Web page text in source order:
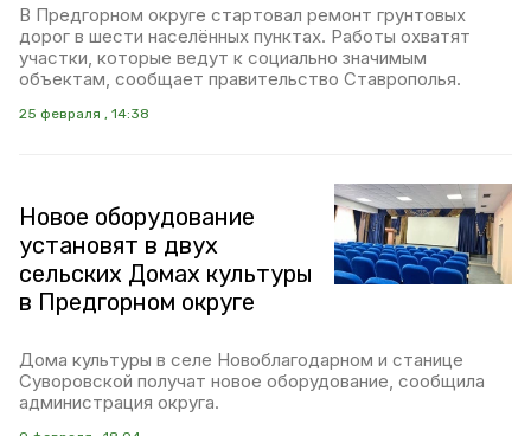
В Предгорном округе стартовал ремонт грунтовых
дорог в шести населённых пунктах. Работы охватят
участки, которые ведут к социально значимым
объектам, сообщает правительство Ставрополья.
25 февраля , 14:38
Новое оборудование
установят в двух
сельских Домах культуры
в Предгорном округе
Дома культуры в селе Новоблагодарном и станице
Суворовской получат новое оборудование, сообщила
администрация округа.